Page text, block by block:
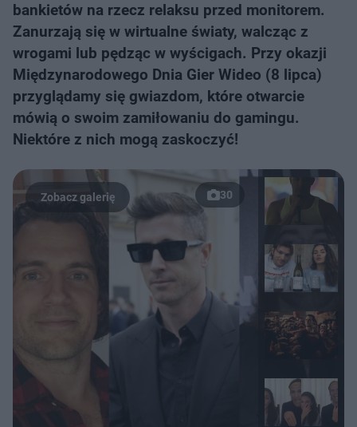
bankietów na rzecz relaksu przed monitorem.
Zanurzają się w wirtualne światy, walcząc z
wrogami lub pędząc w wyścigach. Przy okazji
Międzynarodowego Dnia Gier Wideo (8 lipca)
przyglądamy się gwiazdom, które otwarcie
mówią o swoim zamiłowaniu do gamingu.
Niektóre z nich mogą zaskoczyć!
30